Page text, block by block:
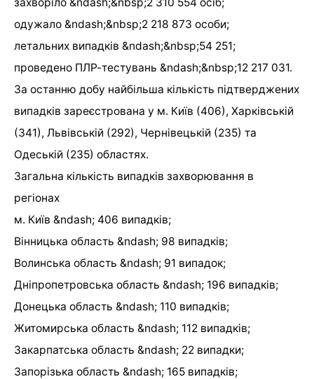
одужало &ndash;&nbsp;2 218 873 особи;
летальних випадків &ndash;&nbsp;54 251;
проведено ПЛР-тестувань &ndash;&nbsp;12 217 031.
За останню добу найбільша кількість підтверджених
випадків зареєстрована у м. Київ (406), Харківській
(341), Львівській (292), Чернівецькій (235) та
Одеській (235) областях.
Загальна кількість випадків захворювання в
регіонах
м. Київ &ndash; 406 випадків;
Вінницька область &ndash; 98 випадків;
Волинська область &ndash; 91 випадок;
Дніпропетровська область &ndash; 196 випадків;
Донецька область &ndash; 110 випадків;
Житомирська область &ndash; 112 випадків;
Закарпатська область &ndash; 22 випадки;
Запорізька область &ndash; 165 випадків;